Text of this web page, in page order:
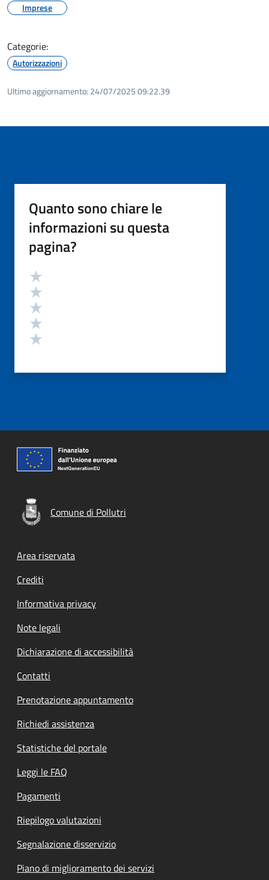
Imprese
Categorie:
Autorizzazioni
Ultimo aggiornamento: 24/07/2025 09:22.39
Quanto sono chiare le
informazioni su questa
pagina?
Valutazione
Comune di Pollutri
Footer menu
Area riservata
Crediti
Informativa privacy
Note legali
Dichiarazione di accessibilità
Contatti
Prenotazione appuntamento
Richiedi assistenza
Statistiche del portale
Leggi le FAQ
Pagamenti
Riepilogo valutazioni
Segnalazione disservizio
Piano di miglioramento dei servizi